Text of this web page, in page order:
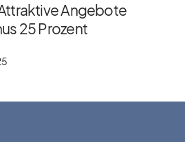
Angebote
25 Prozent